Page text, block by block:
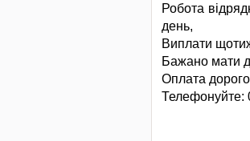
Робота
день,
Виплати
Бажано мати
Оплата
Телефонуйте: